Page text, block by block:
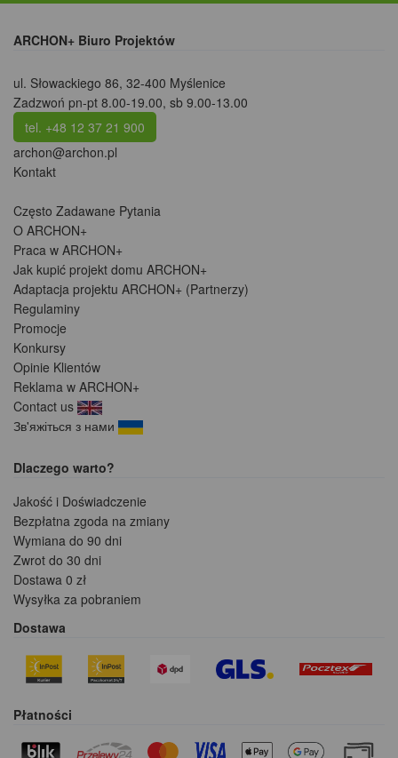
ARCHON+ Biuro Projektów
ul. Słowackiego 86, 32-400 Myślenice
Zadzwoń pn-pt 8.00-19.00, sb 9.00-13.00
tel. +48 12 37 21 900
archon@archon.pl
Kontakt
Często Zadawane Pytania
O ARCHON+
Praca w ARCHON+
Jak kupić projekt domu ARCHON+
Adaptacja projektu ARCHON+ (Partnerzy)
Regulaminy
Promocje
Konkursy
Opinie Klientów
Reklama w ARCHON+
Contact us
Зв'яжіться з нами
Dlaczego warto?
Jakość i Doświadczenie
Bezpłatna zgoda na zmiany
Wymiana do 90 dni
Zwrot do 30 dni
Dostawa 0 zł
Wysyłka za pobraniem
Dostawa
Płatności